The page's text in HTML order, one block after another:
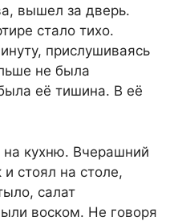
вышел за дверь.
стало тихо.
прислушиваясь
не была
её тишина. В её
кухню. Вчерашний
стоял на столе,
салат
воском. Не говоря